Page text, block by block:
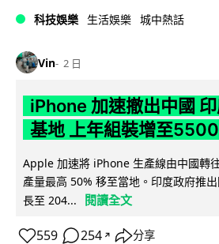
科技娛樂 生活娛樂 城中熱話
Vin 2 日
iPhone 加速撤出中國
基地 上年組裝增至
Apple 加速將 iPhone 生產線由中國轉
產量最高 50% 移至當地。印度政府推
長至 204...
閱讀全文
559 254 ↗ 分享